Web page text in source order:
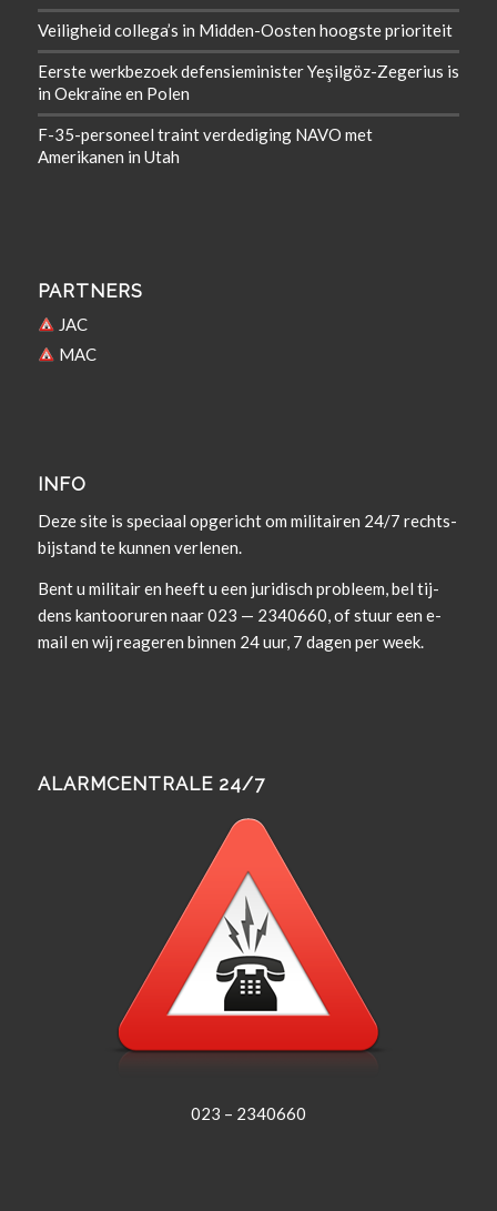
Veiligheid collega’s in Midden-Oosten hoogste prioriteit
Eerste werkbezoek defensieminister Yeşilgöz-Zegerius is
in Oekraïne en Polen
F-35-personeel traint verdediging NAVO met
Amerikanen in Utah
PARTNERS
JAC
MAC
INFO
Deze site is spe­ci­aal opgericht om militairen 24/7 rechts­
bi­j­s­tand te kun­nen verlenen.
Bent u militair en heeft u een juridisch prob­leem, bel tij­
dens kan­tooruren naar 023 — 2340660, of stuur een e-
mail en wij rea­geren bin­nen 24 uur, 7 dagen per week.
ALARMCENTRALE 24/7
023 – 2340660